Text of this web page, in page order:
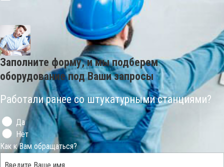
Заполните форму, и мы подберем
оборудование под Ваши запросы
Работали ранее со штукатурными станциями?
Да
Нет
Как к Вам обращаться?